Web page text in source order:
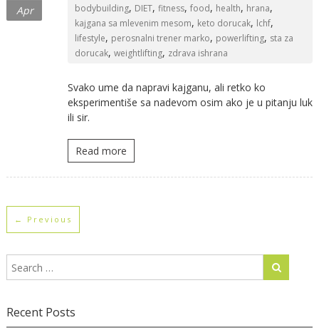
Apr bodybuilding, DIET, fitness, food, health, hrana,
kajgana sa mlevenim mesom, keto dorucak, lchf,
lifestyle, perosnalni trener marko, powerlifting, sta za
dorucak, weightlifting, zdrava ishrana
Svako ume da napravi kajganu, ali retko ko
eksperimentiše sa nadevom osim ako je u pitanju luk
ili sir.
Read more
← Previous
Recent Posts